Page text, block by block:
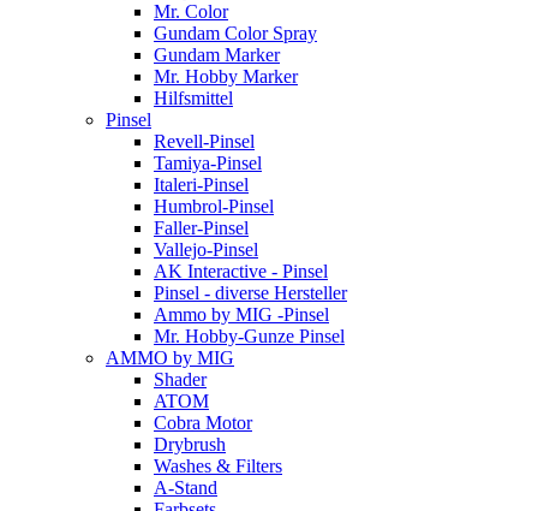
Mr. Color
Gundam Color Spray
Gundam Marker
Mr. Hobby Marker
Hilfsmittel
Pinsel
Revell-Pinsel
Tamiya-Pinsel
Italeri-Pinsel
Humbrol-Pinsel
Faller-Pinsel
Vallejo-Pinsel
AK Interactive - Pinsel
Pinsel - diverse Hersteller
Ammo by MIG -Pinsel
Mr. Hobby-Gunze Pinsel
AMMO by MIG
Shader
ATOM
Cobra Motor
Drybrush
Washes & Filters
A-Stand